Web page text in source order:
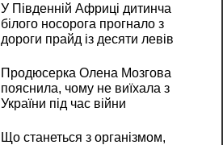
У Південній Африці дитинча
білого носорога прогнало з
дороги прайд із десяти левів
Продюсерка Олена Мозгова
пояснила, чому не виїхала з
України під час війни
Що станеться з організмом,